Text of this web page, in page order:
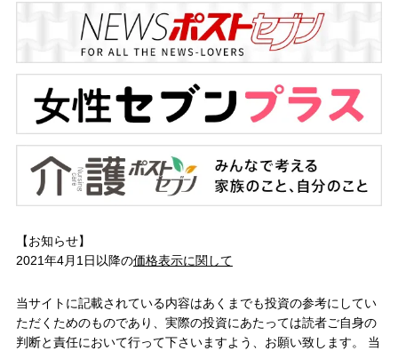
【お知らせ】
2021年4月1日以降の価格表示に関して
当サイトに記載されている内容はあくまでも投資の参考にしてい
ただくためのものであり、実際の投資にあたっては読者ご自身の
判断と責任において行って下さいますよう、お願い致します。 当